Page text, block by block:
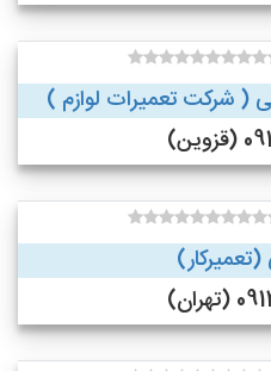
شرکت تعمیرات لوازم )